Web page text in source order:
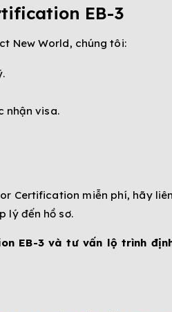
EB-3
New World, chúng tôi:
nhận visa.
Certification miễn phí, hãy
lý đến hồ sơ.
EB-3 và tư vấn lộ trình